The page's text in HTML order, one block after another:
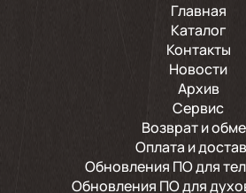
Главная
Каталог
Контакты
Новости
Архив
Сервис
Возврат и
Оплата и
Обновления ПО для
Обновления ПО для